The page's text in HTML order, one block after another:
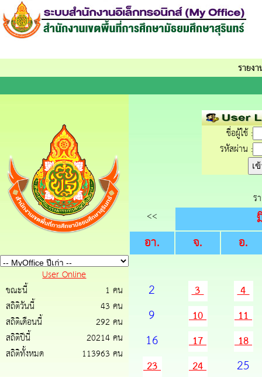
รายง
User Online
ขณะนี้
1 คน
สถิติวันนี้
43 คน
สถิติเดือนนี้
292 คน
สถิติปีนี้
20214 คน
สถิติทั้งหมด
113963 คน
ชื่อผู้ใช้ :
รหัสผ่าน :
ร
<<
อา.
จ. อ.
2 3 4
9 10 11
16 17
18
23
24
25